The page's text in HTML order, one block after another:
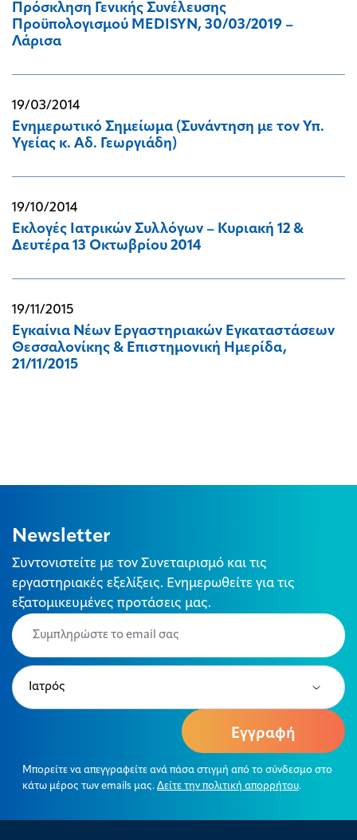
Πρόσκληση Γενικής Συνέλευσης
Προϋπολογισμού MEDISYN, 30/03/2019 –
Λάρισα
19/03/2014
Ενημερωτικό Σημείωμα (Συνάντηση με τον Υπ.
Υγείας κ. Αδ. Γεωργιάδη)
19/10/2014
Εκλογές Ιατρικών Συλλόγων – Κυριακή 12 &
Δευτέρα 13 Οκτωβρίου 2014
19/11/2015
Εγκαίνια Νέων Εργαστηριακών Εγκαταστάσεων
Θεσσαλονίκης & Επιστημονική Ημερίδα,
21/11/2015
Newsletter
Συντονιστείτε με τον Συνεταιρισμό και τις
εργαστηριακές εξελίξεις. Ενημερωθείτε για τις
εξατομικευμένες προτάσεις μας.
Email
(Required)
Type
(Required)
Μπορείτε να απεγγραφείτε ανά πάσα στιγμή από το σύνδεσμο στο
κάτω μέρος των emails μας. Δείτε την πολιτική απορρήτου.